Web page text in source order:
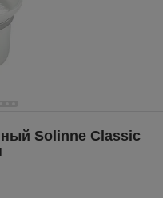
Solinne Classic